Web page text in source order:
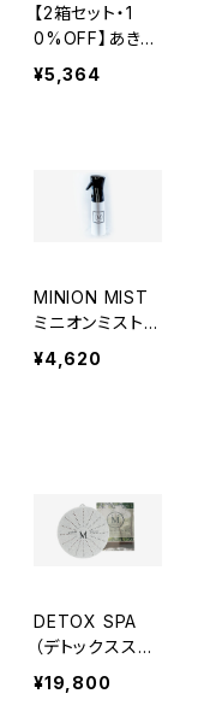
【2箱セット・1
0%OFF】あきた
美人の素（5g×3
0包）×2箱
¥5,364
MINION MIST
ミニオンミスト
（350ml）【化粧
水】
¥4,620
DETOX SPA
（デトックスス
パ）
¥19,800